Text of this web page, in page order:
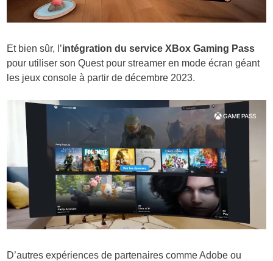
Et bien sûr, l’intégration du service XBox Gaming Pass
pour utiliser son Quest pour streamer en mode écran géant
les jeux console à partir de décembre 2023.
D’autres expériences de partenaires comme Adobe ou